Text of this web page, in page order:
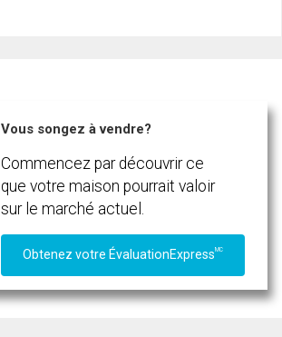
Vous songez à vendre?
Commencez par découvrir ce
que votre maison pourrait valoir
sur le marché actuel.
Obtenez votre ÉvaluationExpressMC